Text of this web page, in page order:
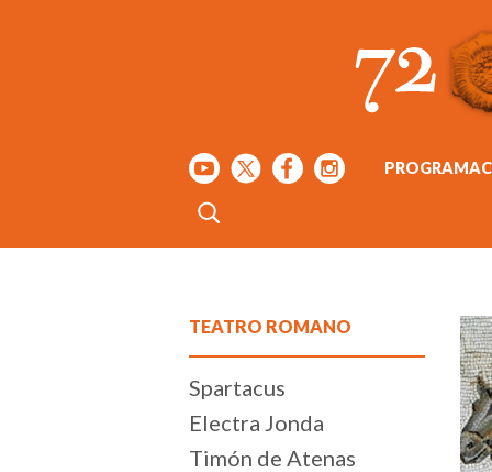
TEATRO ROMANO
Spartacus
Electra Jonda
Timón de Atenas